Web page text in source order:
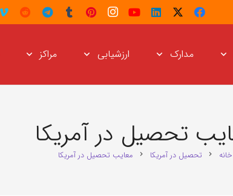
مدارک ارزشیابی مراکز
تحصیل در آمریکا
خانه chevron_right تحصیل در آمریکا chevron_right معایب تحصیل در آمریکا